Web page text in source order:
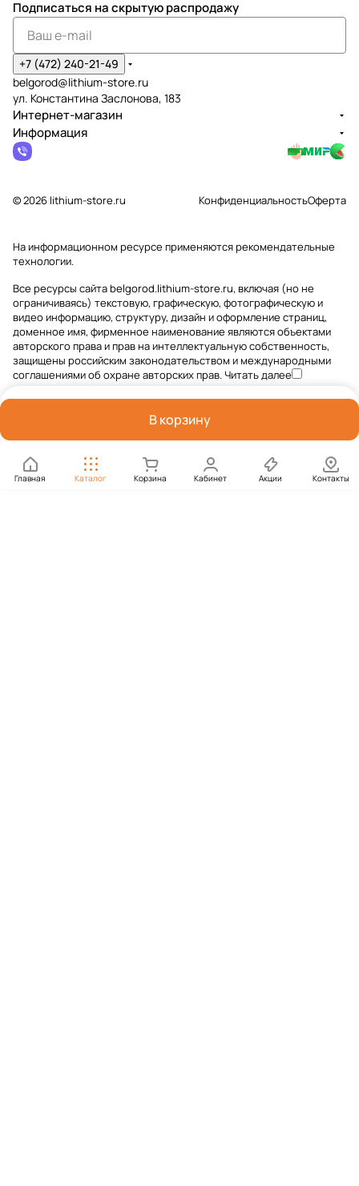
В корзину
Главная Каталог Корзина Кабинет Акции Контакты
Подписаться на скрытую распродажу
+7 (472) 240-21-49
belgorod@lithium-store.ru
ул. Константина Заслонова, 183
Интернет-магазин
Информация
© 2026 lithium-store.ru КонфиденциальностьОферта
На информационном ресурсе применяютсярекомендательные
технологии.
Все ресурсы сайта belgorod.lithium-store.ru, включая (но не
ограничиваясь) текстовую, графическую, фотографическую и
видео информацию, структуру, дизайн и оформление страниц,
доменное имя, фирменное наименование являются объектами
авторского права и прав на интеллектуальную собственность,
защищены российским законодательством и международными
соглашениями об охране авторских прав.Читать далее